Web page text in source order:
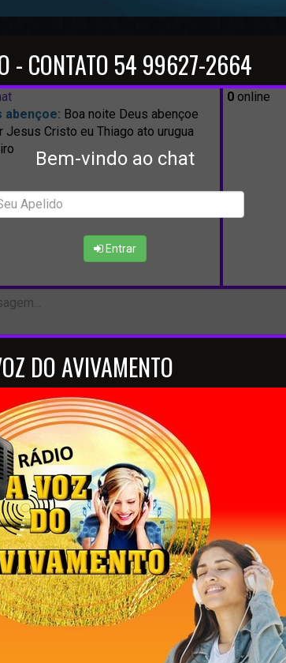
- CONTATO 54 99627-2664
Bem-vindo ao chat
Entrar
abençoe: Boa noite Deus abençoe
Jesus Cristo eu Thiago ato urugua
0online
DO AVIVAMENTO